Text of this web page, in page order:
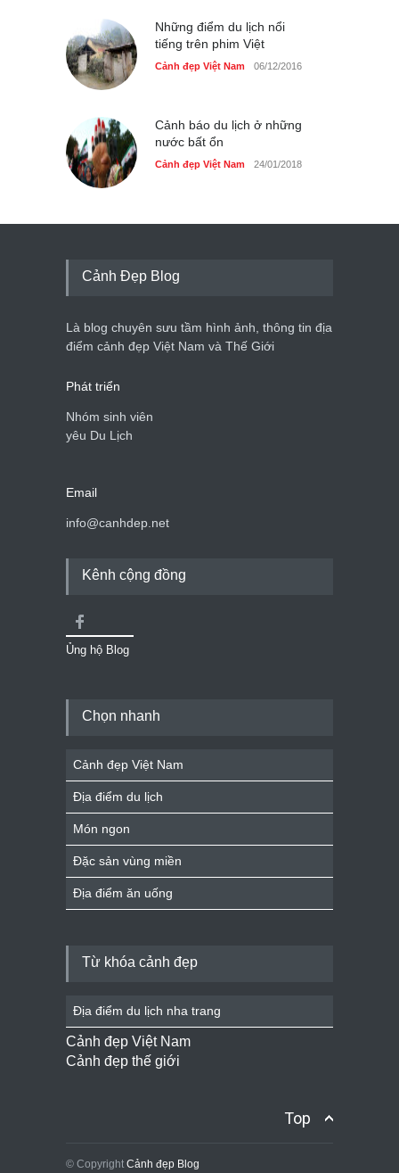
Những điểm du lịch nổi
tiếng trên phim Việt
Cảnh đẹp Việt Nam 06/12/2016
Cảnh báo du lịch ở những
nước bất ổn
Cảnh đẹp Việt Nam 24/01/2018
Cảnh Đẹp Blog
Là blog chuyên sưu tầm hình ảnh, thông tin địa
điểm cảnh đẹp Việt Nam và Thế Giới
Phát triển
Nhóm sinh viên
yêu Du Lịch
Email
info@canhdep.net
Kênh cộng đồng
Ủng hộ Blog
Chọn nhanh
Cảnh đẹp Việt Nam
Địa điểm du lịch
Món ngon
Đặc sản vùng miền
Địa điểm ăn uống
Từ khóa cảnh đẹp
Địa điểm du lịch nha trang
Cảnh đẹp Việt Nam
Cảnh đẹp thế giới
Top
© Copyright Cảnh đẹp Blog